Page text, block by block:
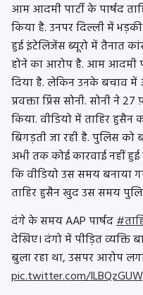
आम आदमी पार्टी के पार्षद
किया है. उनपर दिल्ली में
हुई इंटेलिजेंस ब्यूरो में तैनात
होने का आरोप है. आम आदमी
दिया है. लेकिन उनके बचाव
प्रवक्ता प्रिंस सोनी. सोनी ने
किया. वीडियो में ताहिर हुसैन
बिगड़ती जा रही है. पुलिस को
अभी तक कोई कारवाई नहीं हुई
कि वीडियो उस समय बनाया
ताहिर हुसैन खुद उस समय
दंगे के समय AAP पार्षद
देखिए। दंगो में पीड़ित व्यक्ति
बुला रहा था, उसपर आरोप
pic.twitter.com/